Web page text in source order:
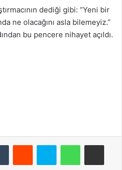
dediği gibi: “Yeni bir
ne olacağını asla bilemeyiz.”
bu pencere nihayet açıldı.
Tumblr Reddit Skype WhatsAppE-Posta ile